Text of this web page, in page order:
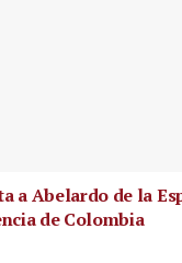
a Abelardo de la
de Colombia